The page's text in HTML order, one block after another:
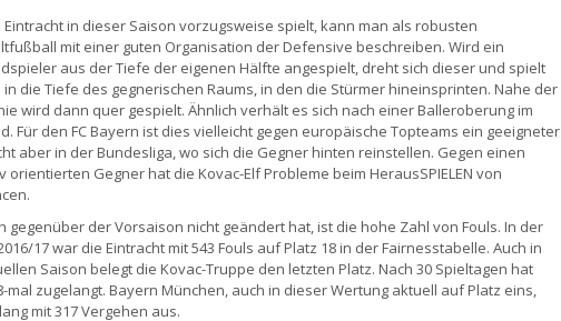
Eintracht in dieser Saison vorzugsweise spielt, kann man als robusten
mit einer guten Organisation der Defensive beschreiben. Wird ein
aus der Tiefe der eigenen Hälfte angespielt, dreht sich dieser und spielt
in die Tiefe des gegnerischen Raums, in den die Stürmer hineinsprinten. Nahe der
wird dann quer gespielt. Ähnlich verhält es sich nach einer Balleroberung im
Für den FC Bayern ist dies vielleicht gegen europäische Topteams ein geeigneter
aber in der Bundesliga, wo sich die Gegner hinten reinstellen. Gegen einen
orientierten Gegner hat die Kovac-Elf Probleme beim HerausSPIELEN von
gegenüber der Vorsaison nicht geändert hat, ist die hohe Zahl von Fouls. In der
17 war die Eintracht mit 543 Fouls auf Platz 18 in der Fairnesstabelle. Auch in
Saison belegt die Kovac-Truppe den letzten Platz. Nach 30 Spieltagen hat
mal zugelangt. Bayern München, auch in dieser Wertung aktuell auf Platz eins,
mit 317 Vergehen aus.